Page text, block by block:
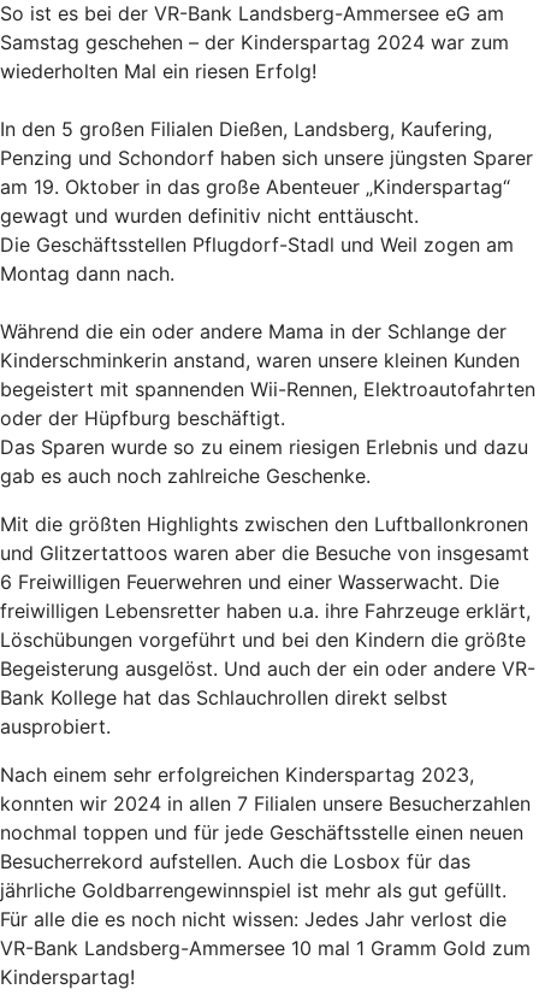
So ist es bei der VR-Bank Landsberg-Ammersee eG am
Samstag geschehen – der Kinderspartag 2024 war zum
wiederholten Mal ein riesen Erfolg!
In den 5 großen Filialen Dießen, Landsberg, Kaufering,
Penzing und Schondorf haben sich unsere jüngsten Sparer
am 19. Oktober in das große Abenteuer „Kinderspartag“
gewagt und wurden definitiv nicht enttäuscht.
Die Geschäftsstellen Pflugdorf-Stadl und Weil zogen am
Montag dann nach.
Während die ein oder andere Mama in der Schlange der
Kinderschminkerin anstand, waren unsere kleinen Kunden
begeistert mit spannenden Wii-Rennen, Elektroautofahrten
oder der Hüpfburg beschäftigt.
Das Sparen wurde so zu einem riesigen Erlebnis und dazu
gab es auch noch zahlreiche Geschenke.
Mit die größten Highlights zwischen den Luftballonkronen
und Glitzertattoos waren aber die Besuche von insgesamt
6 Freiwilligen Feuerwehren und einer Wasserwacht. Die
freiwilligen Lebensretter haben u.a. ihre Fahrzeuge erklärt,
Löschübungen vorgeführt und bei den Kindern die größte
Begeisterung ausgelöst. Und auch der ein oder andere VR-
Bank Kollege hat das Schlauchrollen direkt selbst
ausprobiert.
Nach einem sehr erfolgreichen Kinderspartag 2023,
konnten wir 2024 in allen 7 Filialen unsere Besucherzahlen
nochmal toppen und für jede Geschäftsstelle einen neuen
Besucherrekord aufstellen. Auch die Losbox für das
jährliche Goldbarrengewinnspiel ist mehr als gut gefüllt.
Für alle die es noch nicht wissen: Jedes Jahr verlost die
VR-Bank Landsberg-Ammersee 10 mal 1 Gramm Gold zum
Kinderspartag!